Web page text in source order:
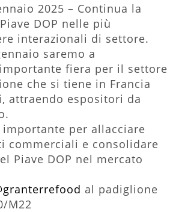
2025 – Continua la
DOP nelle più
interazionali di settore.
saremo a
fiera per il settore
che si tiene in Francia
attraendo espositori da
importante per allacciare
commerciali e consolidare
Piave DOP nel mercato
al padiglione
M22